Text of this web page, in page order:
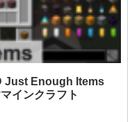
Just Enough Items
インクラフト